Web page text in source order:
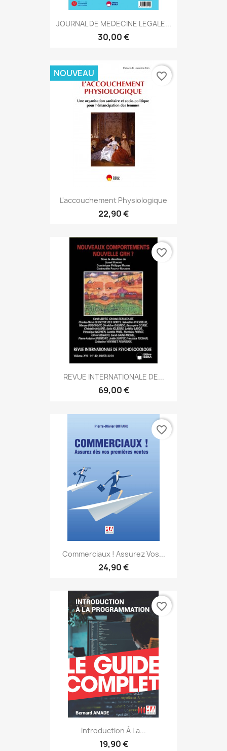
JOURNAL DE MEDECINE LEGALE...
30,00 €
L'accouchement Physiologique
22,90 €
NOUVEAU favorite_border
REVUE INTERNATIONALE DE...
69,00 €
favorite_border
Commerciaux ! Assurez Vos...
24,90 €
favorite_border
Introduction À La...
19,90 €
favorite_border